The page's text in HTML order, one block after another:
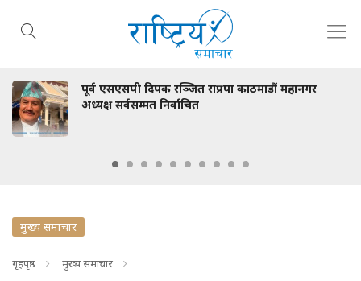
पूर्व एसएसपी दिपक रञ्जित राप्रपा काठमाडौं महानगर
अध्यक्ष सर्वसम्मत निर्वाचित
मुख्य समाचार
गृहपृष्ठ
मुख्य समाचार